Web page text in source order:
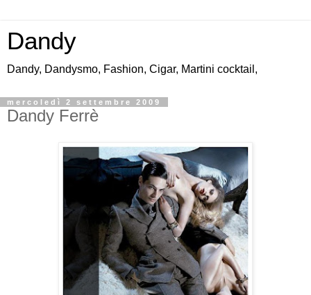
Dandy
Dandy, Dandysmo, Fashion, Cigar, Martini cocktail,
mercoledì 2 settembre 2009
Dandy Ferrè